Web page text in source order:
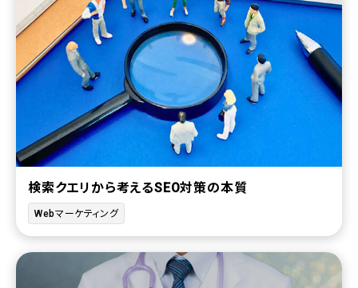
検索クエリから考えるSEO対策の本質
Webマーケティング